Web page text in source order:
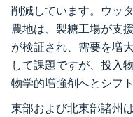
削減しています。ウッ
農地は、製糖工場が支
が検証され、需要を増
して課題ですが、投入
物学的増強剤へとシフ
東部および北東部諸州